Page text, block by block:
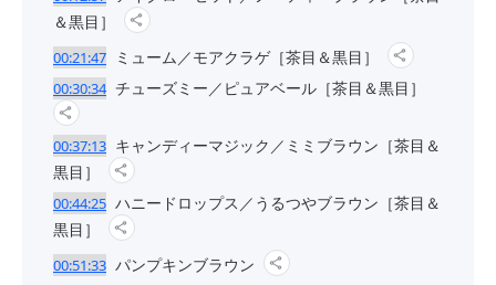
＆黒目］
00:21:47 ミューム／モアクラゲ［茶目＆黒目］
00:30:34 チューズミー／ピュアベール［茶目＆黒目］
00:37:13 キャンディーマジック／ミミブラウン［茶目＆
黒目］
00:44:25 ハニードロップス／うるつやブラウン［茶目＆
黒目］
00:51:33 パンプキンブラウン